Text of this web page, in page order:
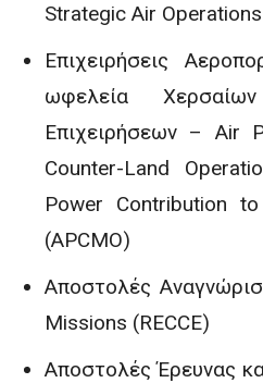
Strategic Air Operations
Επιχειρήσεις
ωφελεία
Επιχειρήσεων – Air
Counter-Land
Power Contribution
(APCMO)
Αποστολές
Missions (RECCE)
Αποστολές Έρευνας